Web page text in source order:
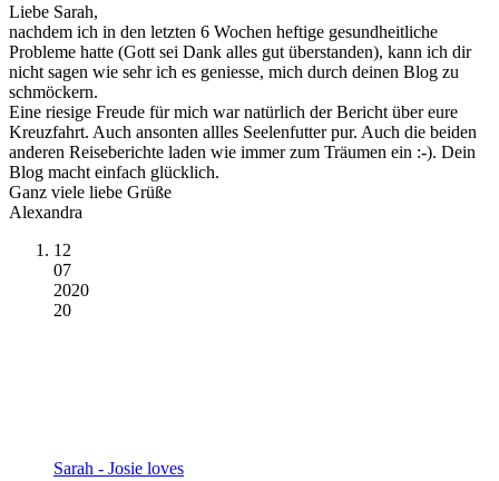
Liebe Sarah,
nachdem ich in den letzten 6 Wochen heftige gesundheitliche
Probleme hatte (Gott sei Dank alles gut überstanden), kann ich dir
nicht sagen wie sehr ich es geniesse, mich durch deinen Blog zu
schmöckern.
Eine riesige Freude für mich war natürlich der Bericht über eure
Kreuzfahrt. Auch ansonten allles Seelenfutter pur. Auch die beiden
anderen Reiseberichte laden wie immer zum Träumen ein :-). Dein
Blog macht einfach glücklich.
Ganz viele liebe Grüße
Alexandra
12
07
2020
20
Sarah - Josie loves